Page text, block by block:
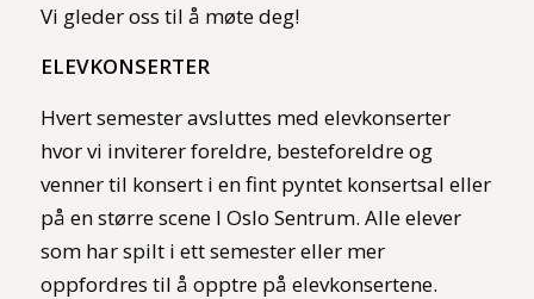
Vi gleder oss til å møte deg!
ELEVKONSERTER
Hvert semester avsluttes med elevkonserter
hvor vi inviterer foreldre, besteforeldre og
venner til konsert i en fint pyntet konsertsal eller
på en større scene I Oslo Sentrum. Alle elever
som har spilt i ett semester eller mer
oppfordres til å opptre på elevkonsertene.